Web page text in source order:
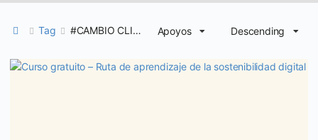
Tag #CAMBIO CLIMÁTICO Apoyos Descending